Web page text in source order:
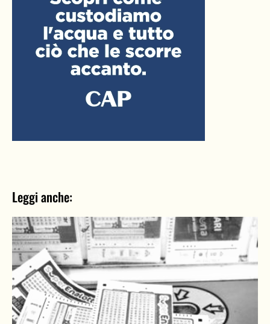
Leggi anche: